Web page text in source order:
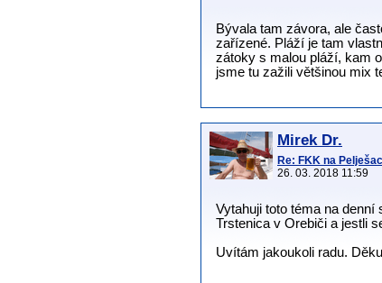
Bývala tam závora, ale
zařízené. Pláží je tam
zátoky s malou pláží, kam
jsme tu zažili většinou mix
Mirek Dr.
Re: FKK na
26. 03. 2018 11:59
Vytahuji toto téma na
Trstenica v Orebiči a jestli
Uvítám jakoukoli radu.